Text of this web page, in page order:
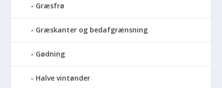
Græsfrø
Græskanter og bedafgrænsning
Gødning
Halve vintønder